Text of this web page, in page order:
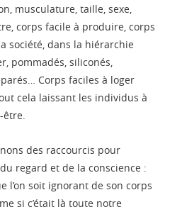
musculature, taille, sexe,
corps facile à produire, corps
société, dans la hiérarchie
pommadés, siliconés,
Corps faciles à loger
cela laissant les individus à
être.
des raccourcis pour
regard et de la conscience :
l’on soit ignorant de son corps
si c’était là toute notre